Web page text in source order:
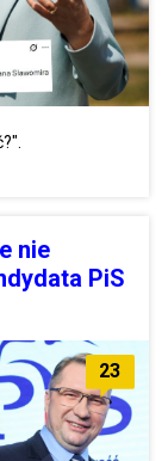
nie
PiS
23